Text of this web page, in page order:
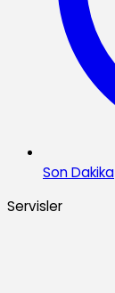
Son Dakika
Servisler